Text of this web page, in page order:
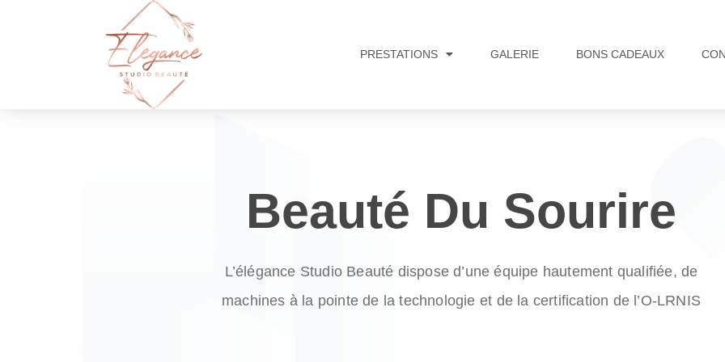
PRESTATIONS GALERIE BONS CADEAUX
Beauté Du Sourire
L’élégance Studio Beauté dispose d’uneéquipe hautement qualifiée, de
machines à la pointe de la technologie et de la certification de l’O-LRNIS